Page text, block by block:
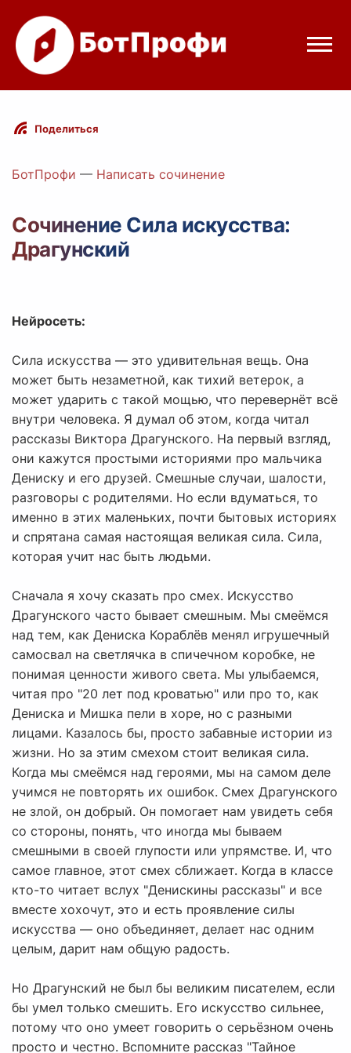
Режимы бота
Цены
Вход с Telegram
Поделиться
БотПрофи — Написать сочинение
Сочинение Сила искусства:
Драгунский
Нейросеть:
Сила искусства — это удивительная вещь. Она
может быть незаметной, как тихий ветерок, а
может ударить с такой мощью, что перевернёт всё
внутри человека. Я думал об этом, когда читал
рассказы Виктора Драгунского. На первый взгляд,
они кажутся простыми историями про мальчика
Дениску и его друзей. Смешные случаи, шалости,
разговоры с родителями. Но если вдуматься, то
именно в этих маленьких, почти бытовых историях
и спрятана самая настоящая великая сила. Сила,
которая учит нас быть людьми.
Сначала я хочу сказать про смех. Искусство
Драгунского часто бывает смешным. Мы смеёмся
над тем, как Дениска Кораблёв менял игрушечный
самосвал на светлячка в спичечном коробке, не
понимая ценности живого света. Мы улыбаемся,
читая про "20 лет под кроватью" или про то, как
Дениска и Мишка пели в хоре, но с разными
лицами. Казалось бы, просто забавные истории из
жизни. Но за этим смехом стоит великая сила.
Когда мы смеёмся над героями, мы на самом деле
учимся не повторять их ошибок. Смех Драгунского
не злой, он добрый. Он помогает нам увидеть себя
со стороны, понять, что иногда мы бываем
смешными в своей глупости или упрямстве. И, что
самое главное, этот смех сближает. Когда в классе
кто-то читает вслух "Денискины рассказы" и все
вместе хохочут, это и есть проявление силы
искусства — оно объединяет, делает нас одним
целым, дарит нам общую радость.
Но Драгунский не был бы великим писателем, если
бы умел только смешить. Его искусство сильнее,
потому что оно умеет говорить о серьёзном очень
просто и честно. Вспомните рассказ "Тайное